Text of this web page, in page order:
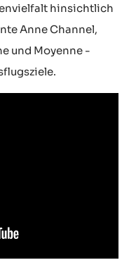
hinsichtlich
Anne Channel,
und Moyenne -